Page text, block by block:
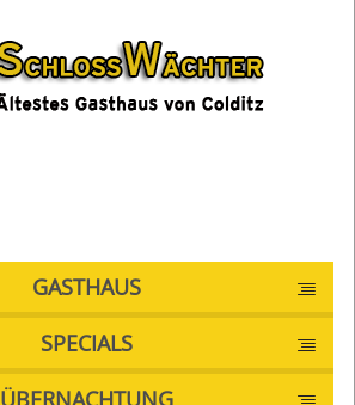
GASTHAUS
SPECIALS
ÜBERNACHTUNG